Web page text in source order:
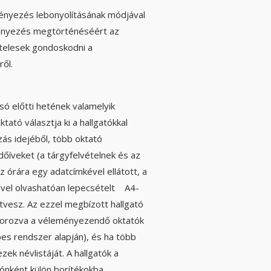
lebonyolításának módjával
megtörténéséért az
gondoskodni a
előtti hetének valamelyik
választja ki a hallgatókkal
idejéből, több oktató
(a tárgyfelvételnek és az
órára egy adatcímkével ellátott, a
olvashatóan lepecsételt A4-
Az ezzel megbízott hallgató
a véleményezendő oktatók
rendszer alapján), és ha több
névlistáját. A hallgatók a